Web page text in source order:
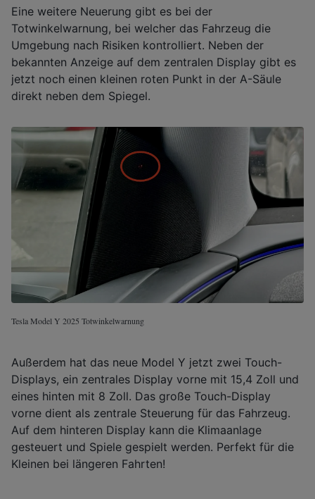
Eine weitere Neuerung gibt es bei der
Totwinkelwarnung, bei welcher das Fahrzeug die
Umgebung nach Risiken kontrolliert. Neben der
bekannten Anzeige auf dem zentralen Display gibt es
jetzt noch einen kleinen roten Punkt in der A-Säule
direkt neben dem Spiegel.
Tesla Model Y 2025 Totwinkelwarnung
Außerdem hat das neue Model Y jetzt zwei Touch-
Displays, ein zentrales Display vorne mit 15,4 Zoll und
eines hinten mit 8 Zoll. Das große Touch-Display
vorne dient als zentrale Steuerung für das Fahrzeug.
Auf dem hinteren Display kann die Klimaanlage
gesteuert und Spiele gespielt werden. Perfekt für die
Kleinen bei längeren Fahrten!